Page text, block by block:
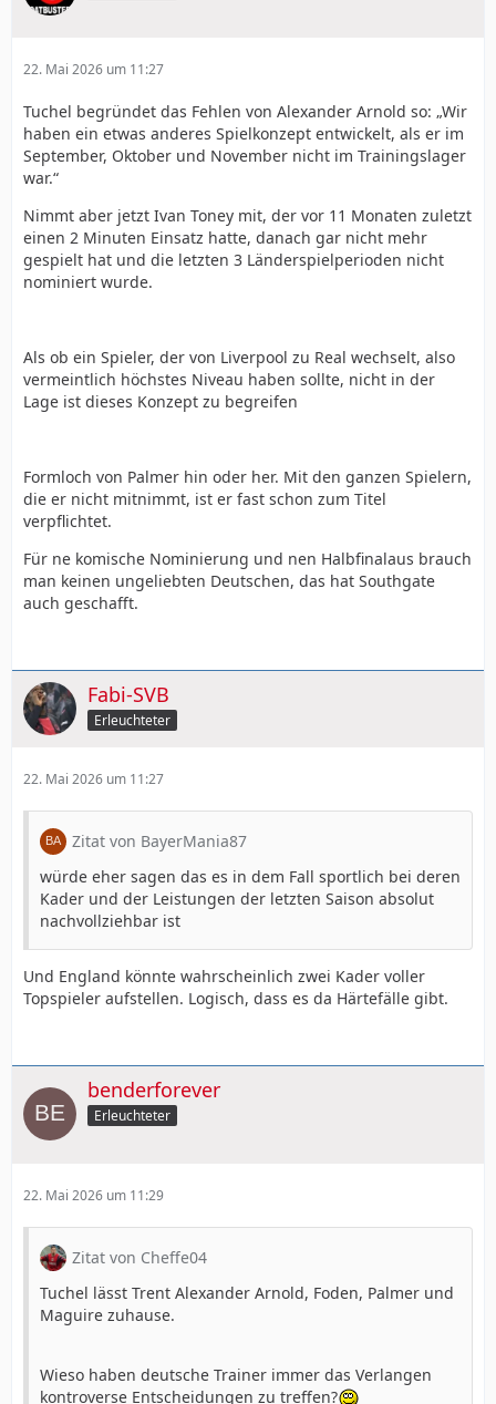
22. Mai 2026 um 11:27
Tuchel begründet das Fehlen von Alexander Arnold so: „Wir
haben ein etwas anderes Spielkonzept entwickelt, als er im
September, Oktober und November nicht im Trainingslager
war.“
Nimmt aber jetzt Ivan Toney mit, der vor 11 Monaten zuletzt
einen 2 Minuten Einsatz hatte, danach gar nicht mehr
gespielt hat und die letzten 3 Länderspielperioden nicht
nominiert wurde.
Als ob ein Spieler, der von Liverpool zu Real wechselt, also
vermeintlich höchstes Niveau haben sollte, nicht in der
Lage ist dieses Konzept zu begreifen
Formloch von Palmer hin oder her. Mit den ganzen Spielern,
die er nicht mitnimmt, ist er fast schon zum Titel
verpflichtet.
Für ne komische Nominierung und nen Halbfinalaus brauch
man keinen ungeliebten Deutschen, das hat Southgate
auch geschafft.
Fabi-SVB
Erleuchteter
22. Mai 2026 um 11:27
Zitat von BayerMania87
würde eher sagen das es in dem Fall sportlich bei deren
Kader und der Leistungen der letzten Saison absolut
nachvollziehbar ist
Und England könnte wahrscheinlich zwei Kader voller
Topspieler aufstellen. Logisch, dass es da Härtefälle gibt.
benderforever
Erleuchteter
22. Mai 2026 um 11:29
Zitat von Cheffe04
Tuchel lässt Trent Alexander Arnold, Foden, Palmer und
Maguire zuhause.
Wieso haben deutsche Trainer immer das Verlangen
kontroverse Entscheidungen zu treffen?